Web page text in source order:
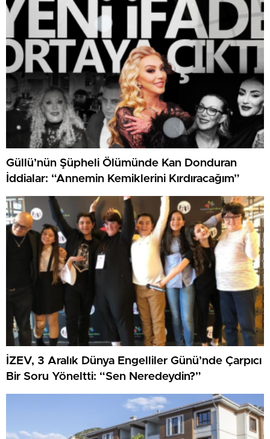
Güllü’nün Şüpheli Ölümünde Kan Donduran
İddialar: “Annemin Kemiklerini Kırdıracağım”
İZEV, 3 Aralık Dünya Engelliler Günü’nde Çarpıcı
Bir Soru Yöneltti: “Sen Neredeydin?”